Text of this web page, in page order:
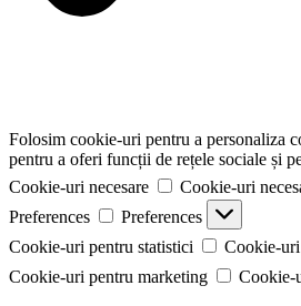
Folosim cookie-uri pentru a personaliza
pentru a oferi funcții de rețele sociale și
Cookie-uri necesare
Cookie-uri
Preferences
Preferences
Cookie-uri pentru statistici
Cookie-
Cookie-uri pentru marketing
Cookie-